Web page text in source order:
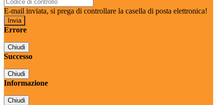
E-mail inviata, si prega di controllare la casella di posta elettronica!
Errore
Chiudi
Successo
Chiudi
Informazione
Chiudi